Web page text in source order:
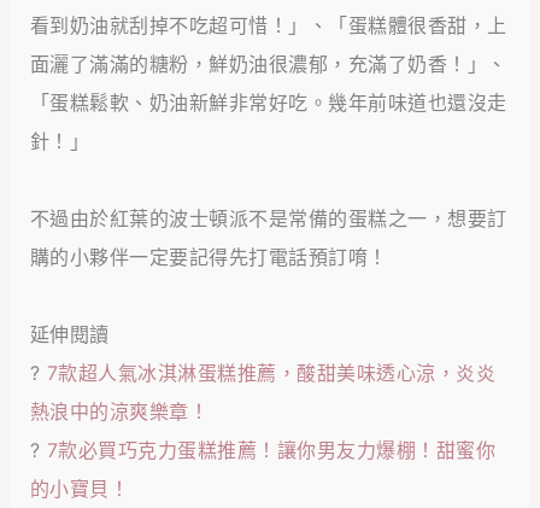
看到奶油就刮掉不吃超可惜！」、「蛋糕體很香甜，上
面灑了滿滿的糖粉，鮮奶油很濃郁，充滿了奶香！」、
「蛋糕鬆軟、奶油新鮮非常好吃。幾年前味道也還沒走
針！」
不過由於紅葉的波士頓派不是常備的蛋糕之一，想要訂
購的小夥伴一定要記得先打電話預訂唷！
延伸閱讀
? 7款超人氣冰淇淋蛋糕推薦，酸甜美味透心涼，炎炎
熱浪中的涼爽樂章！
? 7款必買巧克力蛋糕推薦！讓你男友力爆棚！甜蜜你
的小寶貝！